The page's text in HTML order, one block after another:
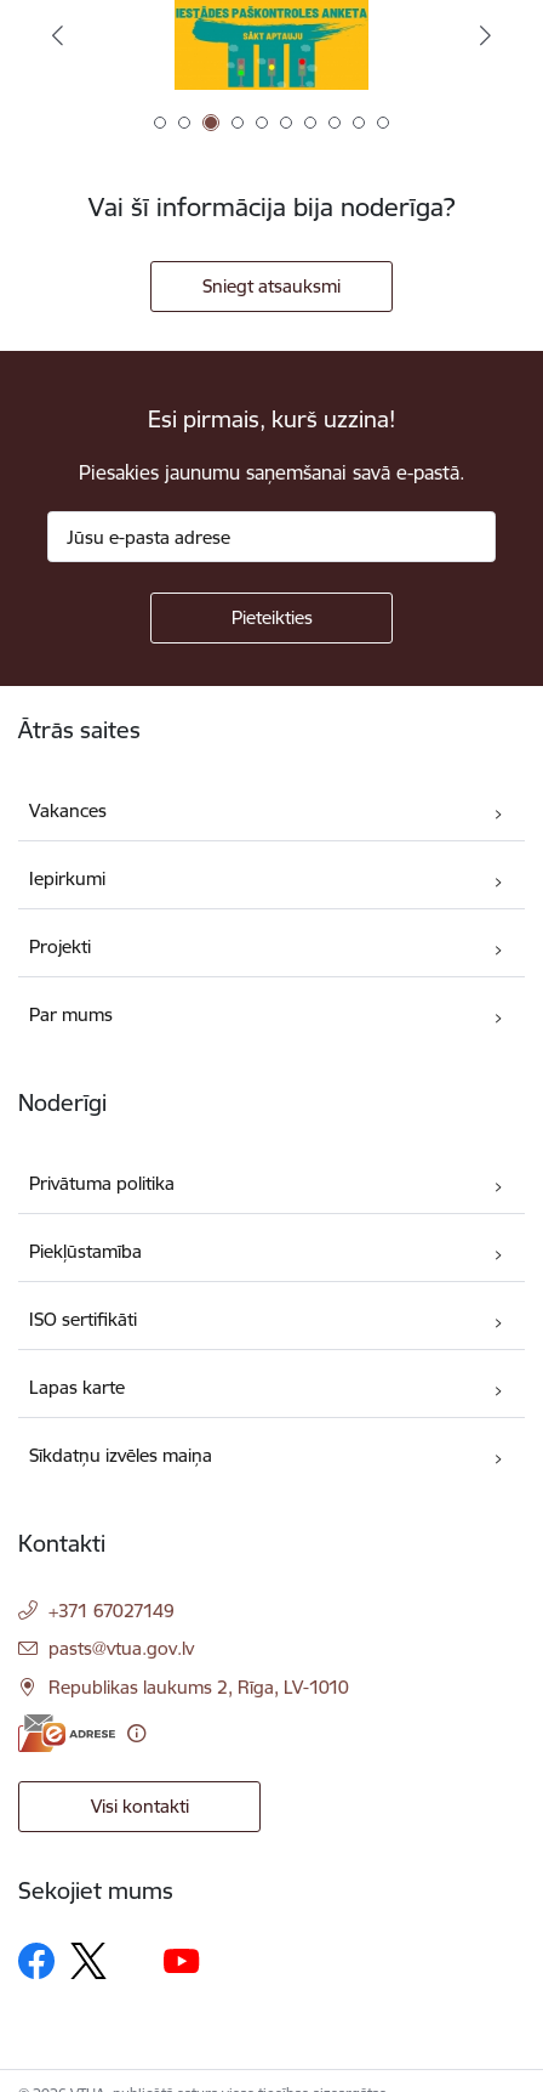
Vai šī informācija bija noderīga?
Sniegt atsauksmi
Esi pirmais, kurš uzzina!
Piesakies jaunumu saņemšanai savā e-pastā.
Ātrās saites
Vakances
Iepirkumi
Projekti
Par mums
Noderīgi
Privātuma politika
Piekļūstamība
ISO sertifikāti
Lapas karte
Sīkdatņu izvēles maiņa
Kontakti
+371 67027149
E-pasts:
pasts@vtua.gov.lv
Republikas laukums 2, Rīga, LV-1010
Visi kontakti
Sekojiet mums